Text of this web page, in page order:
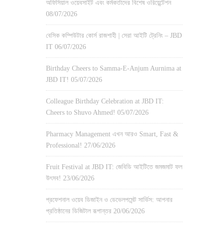
অফিসিয়াল ওয়েবসাইট এবং কর্মকর্তাদের বিশেষ ওরিয়েন্টেশন
08/07/2026
বেসিক কম্পিউটার কোর্স রাজশাহী | সেরা আইটি ট্রেনিং – JBD
IT 06/07/2026
Birthday Cheers to Samma-E-Anjum Aurnima at
JBD IT! 05/07/2026
Colleague Birthday Celebration at JBD IT:
Cheers to Shuvo Ahmed! 05/07/2026
Pharmacy Management এখন আরও Smart, Fast &
Professional! 27/06/2026
Fruit Festival at JBD IT: জেবিডি আইটিতে জমজমাট ফল
উৎসব! 23/06/2026
প্রফেশনাল ওয়েব ডিজাইন ও ডেভেলপমেন্ট সার্ভিস: আপনার
প্রতিষ্ঠানের ডিজিটাল রূপান্তর 20/06/2026